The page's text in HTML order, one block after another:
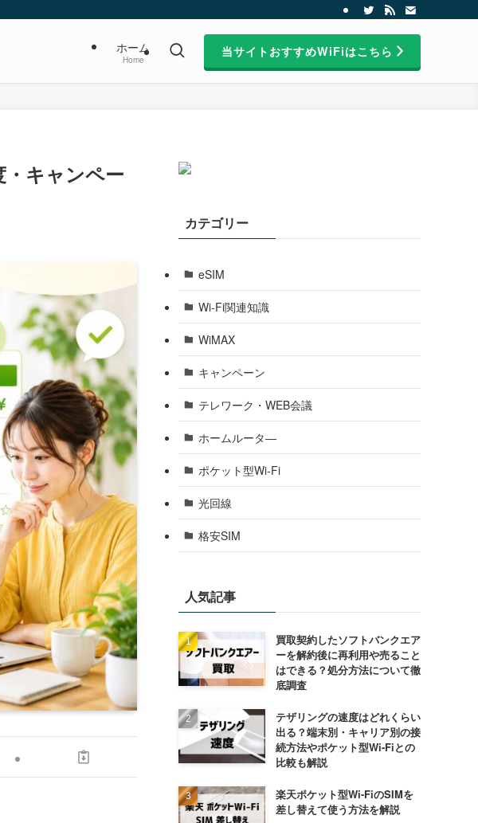
ホーム
Home
当サイトおすすめWiFiはこちら
・キャンペー
カテゴリー
eSIM
Wi-Fi関連知識
WiMAX
キャンペーン
テレワーク・WEB会議
ホームルータ―
ポケット型Wi-Fi
光回線
格安SIM
人気記事
買取契約したソフトバンクエア
ーを解約後に再利用や売ること
はできる？処分方法について徹
底調査
テザリングの速度はどれくらい
出る？端末別・キャリア別の接
続方法やポケット型Wi-Fiとの
比較も解説
楽天ポケット型Wi-FiのSIMを
差し替えて使う方法を解説